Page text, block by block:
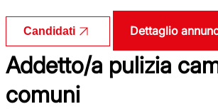
Candidati Dettaglio
Addetto/a pulizia
comuni